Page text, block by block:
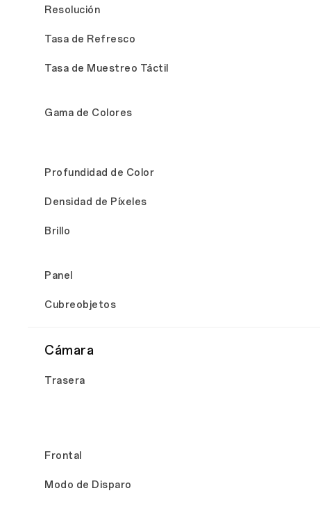
Resolución
Tasa de Refresco
Tasa de Muestreo Táctil
Gama de Colores
Profundidad de Color
Densidad de Píxeles
Brillo
Panel
Cubreobjetos
Cámara
Trasera
Frontal
Modo de Disparo